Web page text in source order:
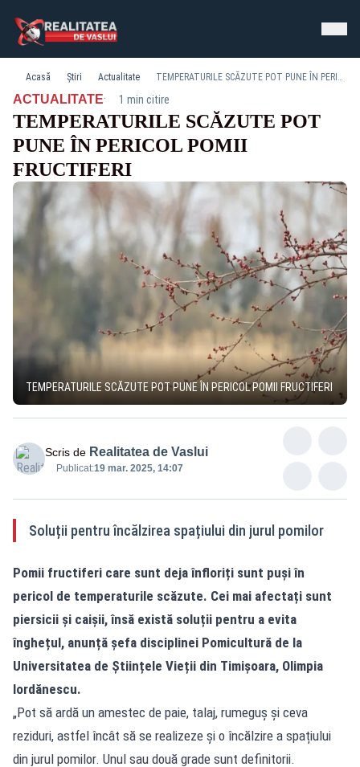
Acasă Știri Actualitate TEMPERATURILE SCĂZUTE POT PUNE ÎN PERICOL POMII FRUCTIFERI
ACTUALITATE· 1 min citire
TEMPERATURILE SCĂZUTE POT
PUNE ÎN PERICOL POMII
FRUCTIFERI
TEMPERATURILE SCĂZUTE POT PUNE ÎN PERICOL POMII FRUCTIFERI
Scris de Realitatea de Vaslui
Publicat:19 mar. 2025, 14:07
Soluții pentru încălzirea spațiului din jurul pomilor
Pomii fructiferi care sunt deja înfloriți sunt puși în
pericol de temperaturile scăzute. Cei mai afectați sunt
piersicii și caișii, însă există soluții pentru a evita
înghețul, anunță șefa disciplinei Pomicultură de la
Universitatea de Științele Vieții din Timișoara, Olimpia
Iordănescu.
„Pot să ardă un amestec de paie, talaj, rumeguș și ceva
reziduri, astfel încât să se realizeze și o încălzire a spațiului
din jurul pomilor. Unul sau două grade sunt definitorii.